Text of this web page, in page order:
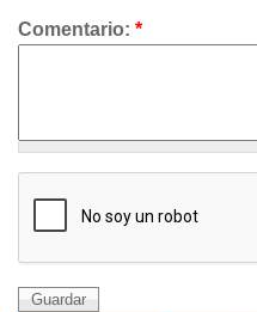
Comentario: *